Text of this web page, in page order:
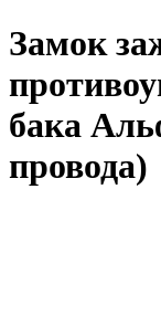
Замок
бака
провода)